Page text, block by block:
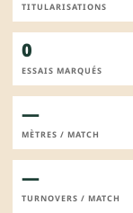
TITULARISATIONS
0
ESSAIS MARQUÉS
—
MÈTRES / MATCH
—
TURNOVERS / MATCH